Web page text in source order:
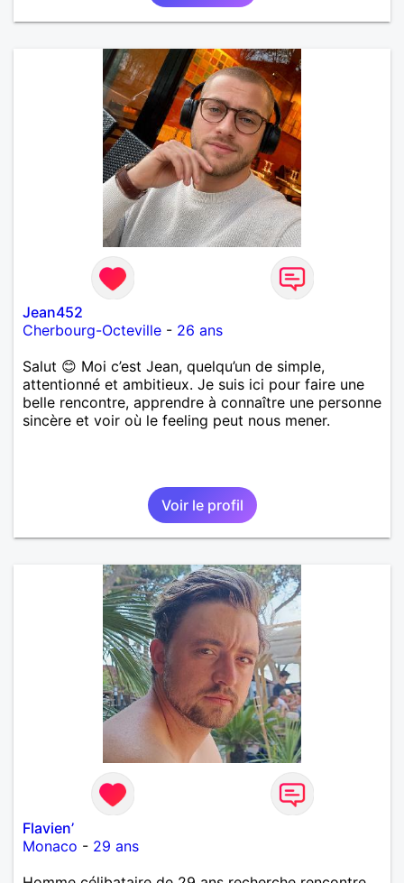
Jean452
Cherbourg-Octeville - 26 ans
Salut 😊 Moi c’est Jean, quelqu’un de simple,
attentionné et ambitieux. Je suis ici pour faire une
belle rencontre, apprendre à connaître une personne
sincère et voir où le feeling peut nous mener.
Voir le profil
Flavien’
Monaco - 29 ans